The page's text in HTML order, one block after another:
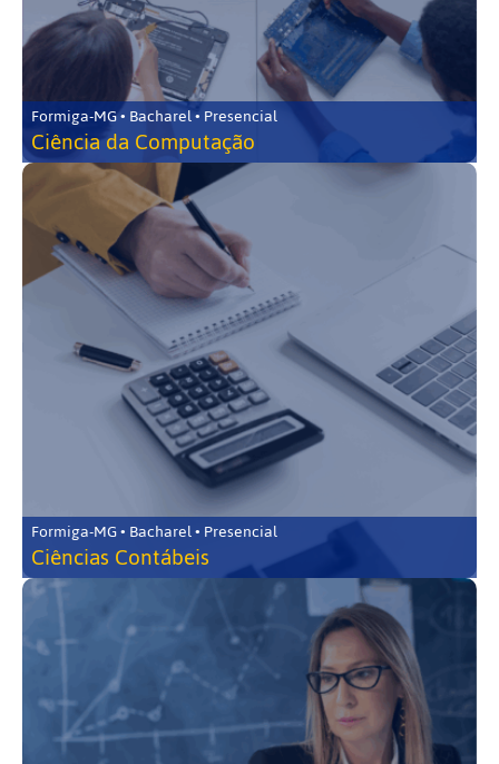
Formiga-MG • Bacharel • Presencial
Ciência da Computação
Formiga-MG • Bacharel • Presencial
Ciências Contábeis